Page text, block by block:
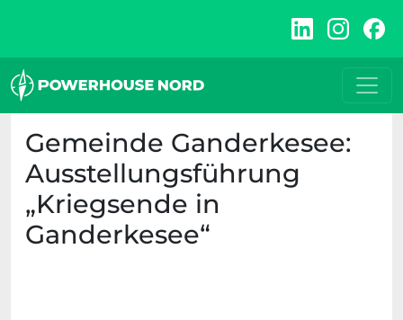
Gemeinde Ganderkesee:
Ausstellungsführung
„Kriegsende in
Ganderkesee“